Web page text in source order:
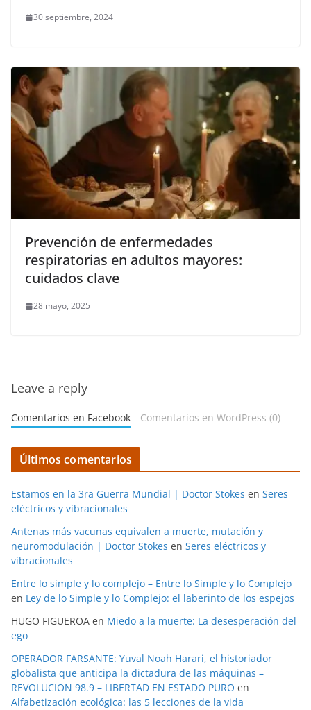
30 septiembre, 2024
Prevención de enfermedades
respiratorias en adultos mayores:
cuidados clave
28 mayo, 2025
Leave a reply
Comentarios en Facebook Comentarios en WordPress (0)
Últimos comentarios
Estamos en la 3ra Guerra Mundial | Doctor Stokes en Seres
eléctricos y vibracionales
Antenas más vacunas equivalen a muerte, mutación y
neuromodulación | Doctor Stokes en Seres eléctricos y
vibracionales
Entre lo simple y lo complejo – Entre lo Simple y lo Complejo
en Ley de lo Simple y lo Complejo: el laberinto de los espejos
HUGO FIGUEROA en Miedo a la muerte: La desesperación del
ego
OPERADOR FARSANTE: Yuval Noah Harari, el historiador
globalista que anticipa la dictadura de las máquinas –
REVOLUCION 98.9 – LIBERTAD EN ESTADO PURO en
Alfabetización ecológica: las 5 lecciones de la vida